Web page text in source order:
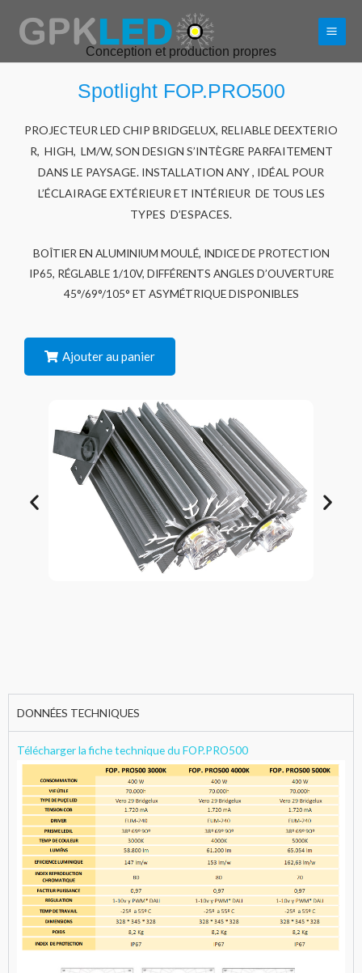
Conception et production propres
Spotlight FOP.PRO500
PROJECTEUR LED CHIP BRIDGELUX, RELIABLE DEEXTERIO
R, HIGH, LM/W, SON DESIGN S’INTÈGRE PARFAITEMENT
DANS LE PAYSAGE. INSTALLATION ANY , IDÉAL POUR
L’ÉCLAIRAGE EXTÉRIEUR ET INTÉRIEUR DE TOUS LES
TYPES D’ESPACES.
BOÎTIER EN ALUMINIUM MOULÉ, INDICE DE PROTECTION
IP65, RÉGLABLE 1/10V, DIFFÉRENTS ANGLES D’OUVERTURE
45°/69°/105° ET ASYMÉTRIQUE DISPONIBLES
Ajouter au panier
DONNÉES TECHNIQUES
Télécharger la fiche technique du FOP.PRO500